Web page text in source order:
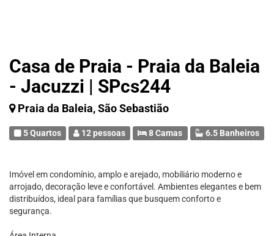
Casa de Praia - Praia da Baleia
- Jacuzzi | SPcs244
Praia da Baleia, São Sebastião
5 Quartos 12 pessoas 8 Camas 6.5 Banheiros
Imóvel em condomínio, amplo e arejado, mobiliário moderno e
arrojado, decoração leve e confortável. Ambientes elegantes e bem
distribuídos, ideal para famílias que busquem conforto e
segurança.